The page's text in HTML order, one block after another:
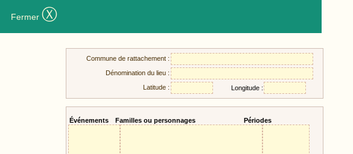
Fermer Ⓧ
Commune de rattachement :
Dénomination du lieu :
Latitude :
Longitude :
Événements Familles ou personnages Périodes